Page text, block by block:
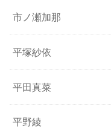
市ノ瀬加那
平塚紗依
平田真菜
平野綾